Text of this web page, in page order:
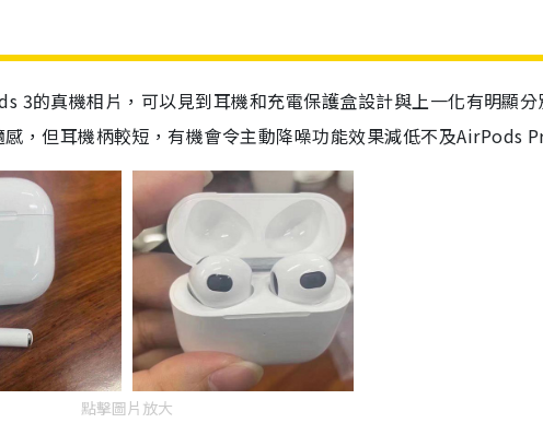
3的真機相片， 可以見到耳機和充電保護盒設計與上一化有明顯
，但耳機柄較短，有機會令主動降噪功能效果減低不及AirPods
點擊圖片放大